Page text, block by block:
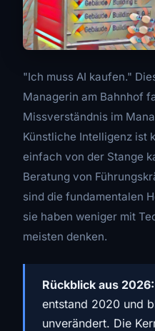
"Ich muss AI kaufen."
Managerin am Bahnhof
Missverständnis im
Künstliche Intelligenz ist
einfach von der Stange
Beratung von
sind die fundamentalen
sie haben weniger mit
meisten denken.
Rückblick aus 2026:
entstand 2020 und
unverändert. Die